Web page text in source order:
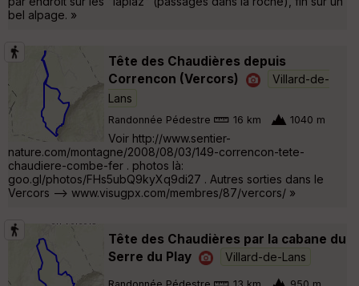
bel alpage. »
Tête des Chaudières depuis
Correncon (Vercors)
Villard-de-
Lans
Randonnée Pédestre 16 km 1040 m
Voir http://www.sentier-
nature.com/montagne/2008/08/03/149-correncon-tete-
chaudiere-combe-fer . photos là:
goo.gl/photos/FHs5ubQ9kyXq9di27 . Autres sorties dans le
Vercors --> www.visugpx.com/membres/87/vercors/ »
Tête des Chaudières par la cabane du
Serre du Play
Villard-de-Lans